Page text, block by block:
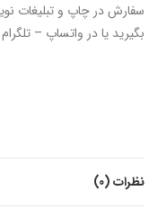
بگیرید یا در واتساپ – تلگرام
نظرات (0)